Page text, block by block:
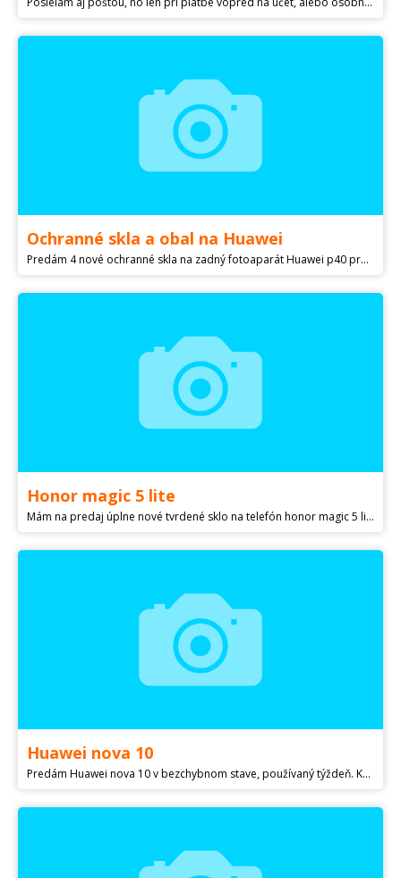
Ochranné skla a obal na Huawei
Predám 4 nové ochranné skla na zadný fotoaparát Huawei p40 pro a používaný obal na Huawei p40 pro.
Honor magic 5 lite
Mám na predaj úplne nové tvrdené sklo na telefón honor magic 5 lite v prípade záujmu pošlem aj poštou preferujem osobný odber.
Huawei nova 10
Predám Huawei nova 10 v bezchybnom stave, používaný týždeň. Komplet balenie, krabica, nabíjačka a silikónový obal. Pezinok pripadne Bratislava. Dohoda možná